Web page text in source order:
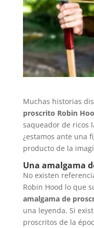
Muchas historias
proscrito Robin
saqueador de ricos
¿estamos ante una
producto de la
Una amalgama
No existen
Robin Hood lo que
amalgama de
una leyenda. Si
proscritos de la